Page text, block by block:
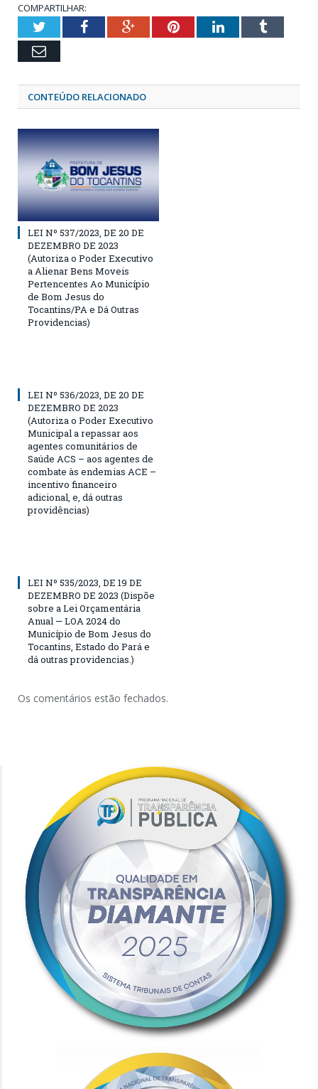
COMPARTILHAR:
TwitterFacebookGoogle+PinterestLinkedInTumblr
Email
CONTEÚDO RELACIONADO
LEI Nº 537/2023, DE 20 DE
DEZEMBRO DE 2023
(Autoriza o Poder Executivo
a Alienar Bens Moveis
Pertencentes Ao Município
de Bom Jesus do
Tocantins/PA e Dá Outras
Providencias)
LEI Nº 536/2023, DE 20 DE
DEZEMBRO DE 2023
(Autoriza o Poder Executivo
Municipal a repassar aos
agentes comunitários de
Saúde ACS – aos agentes de
combate às endemias ACE –
incentivo financeiro
adicional, e, dá outras
providências)
LEI Nº 535/2023, DE 19 DE
DEZEMBRO DE 2023 (Dispõe
sobre a Lei Orçamentária
Anual — LOA 2024 do
Município de Bom Jesus do
Tocantins, Estado do Pará e
dá outras providencias.)
Os comentários estão fechados.